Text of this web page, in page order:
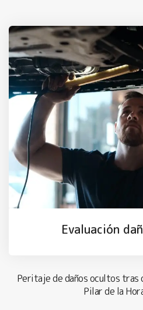
Evaluación
Peritaje de daños ocultos tras
Pilar de la